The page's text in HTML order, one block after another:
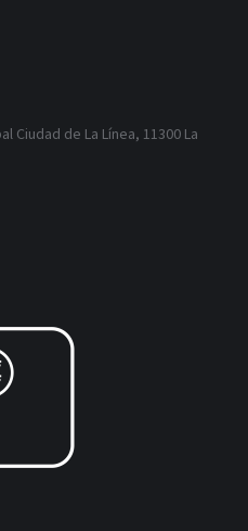
Ciudad de La Línea, 11300 La